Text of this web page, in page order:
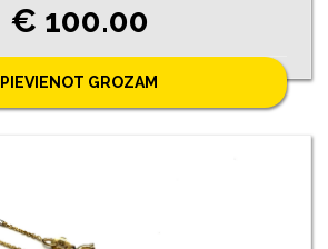
€ 100.00
PIEVIENOT GROZAM